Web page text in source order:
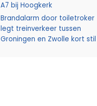
A7 bij Hoogkerk
Brandalarm door toiletroker
legt treinverkeer tussen
Groningen en Zwolle kort stil